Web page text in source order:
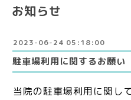
お知らせ
2023-06-24 05:18:00
駐車場利用に関するお願い
当院の駐車場利用に関し